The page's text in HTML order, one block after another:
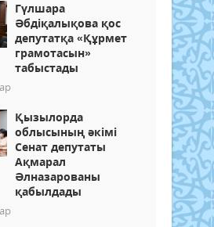
Гүлшара
Әбдіқалықова қос
депутатқа «Құрмет
грамотасын»
табыстады
Қызылорда
облысының әкімі
Сенат депутаты
Ақмарал
Әлназарованы
қабылдады